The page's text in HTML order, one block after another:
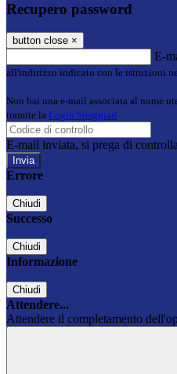
Recupero password
button close ×
E-
all'indirizzo indicato con le istruzioni
Non hai una e-mail associata al nome
tramite la Login Spaggiari
E-mail inviata, si prega di
Errore
Chiudi
Successo
Chiudi
Informazione
Chiudi
Attendere...
Attendere il completamento